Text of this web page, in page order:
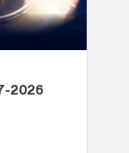
2026